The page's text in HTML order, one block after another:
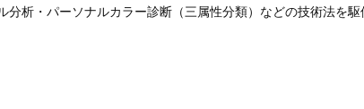
分析・パーソナルカラー診断（三属性分類）などの技術法を